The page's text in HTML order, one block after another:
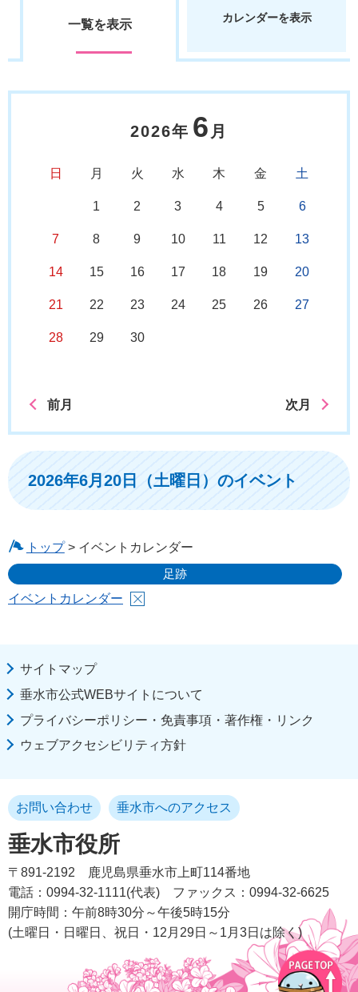
一覧を表示 カレンダーを表示
2026年 6 月
日 月 火 水 木 金 土
1 2 3 4 5 6
7 8 9 10 11 12 13
14 15 16 17 18 19 20
21 22 23 24 25 26 27
28 29 30
前月 次月
2026年6月20日（土曜日）のイベント
トップ> イベントカレンダー
足跡
イベントカレンダー
サイトマップ
垂水市公式WEBサイトについて
プライバシーポリシー・免責事項・著作権・リンク
ウェブアクセシビリティ方針
垂水市役所
お問い合わせ 垂水市へのアクセス
〒891-2192
鹿児島県垂水市上町114番地
電話：0994-32-1111(代表)
ファックス：0994-32-6625
開庁時間：午前8時30分～午後5時15分
(土曜日・日曜日、祝日・12月29日～1月3日は除く)